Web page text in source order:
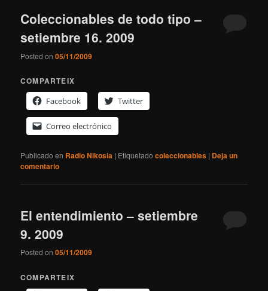
Coleccionables de todo tipo –
setiembre 16. 2009
Posted on05/11/2009
COMPARTEIX
Facebook
Twitter
Correo electrónico
Publicado en Radio Nikosia | Etiquetado coleccionables | Deja un
comentario
El entendimiento – setiembre
9. 2009
Posted on05/11/2009
COMPARTEIX